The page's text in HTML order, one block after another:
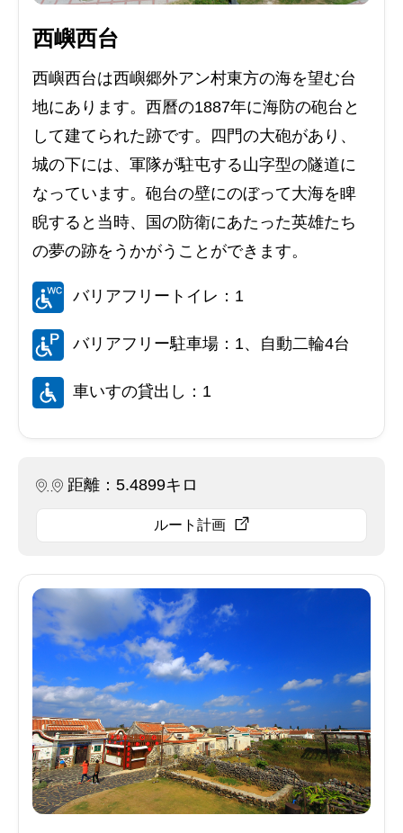
西嶼西台
西嶼西台は西嶼郷外アン村東方の海を望む台
地にあります。西曆の1887年に海防の砲台と
して建てられた跡です。四門の大砲があり、
城の下には、軍隊が駐屯する山字型の隧道に
なっています。砲台の壁にのぼって大海を睥
睨すると当時、国の防衛にあたった英雄たち
の夢の跡をうかがうことができます。
バリアフリートイレ：1
バリアフリー駐車場：1、自動二輪4台
車いすの貸出し：1
距離：5.4899キロ
ルート計画